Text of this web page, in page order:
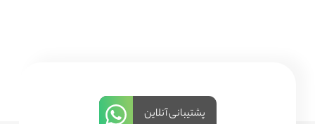
پشتیبانی آنلاین